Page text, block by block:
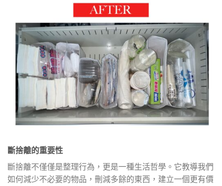
斷捨離的重要性
斷捨離不僅僅是整理行為，更是一種生活哲學。它教導我們
如何減少不必要的物品，刪減多餘的東西，建立一個更有價